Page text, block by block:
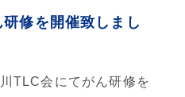
修を開催致しまし
TLC会にてがん研修を